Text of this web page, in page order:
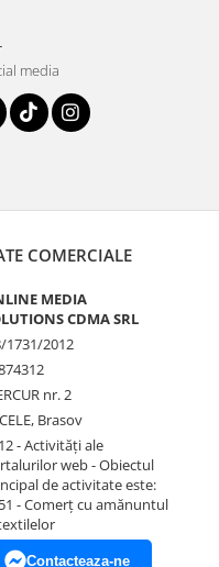
media
COMERCIALE
MEDIA
CDMA SRL
1731/2012
nr. 2
Brasov
- Activităţi ale
web - Obiectul
de activitate este:
- Comerţ cu amănuntul
Contacteaza-ne